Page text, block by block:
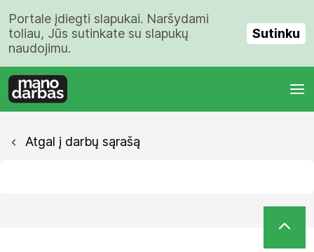
Portale įdiegti slapukai. Naršydami
toliau, Jūs sutinkate su slapukų
naudojimu.
Sutinku
Atgal į darbų sąrašą